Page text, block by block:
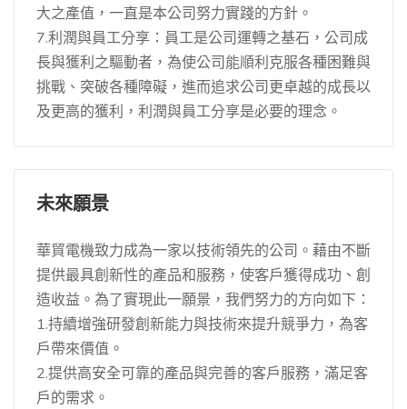
大之產值，一直是本公司努力實踐的方針。
7.利潤與員工分享：員工是公司運轉之基石，公司成
長與獲利之驅動者，為使公司能順利克服各種困難與
挑戰、突破各種障礙，進而追求公司更卓越的成長以
及更高的獲利，利潤與員工分享是必要的理念。
未來願景
華貿電機致力成為一家以技術領先的公司。藉由不斷
提供最具創新性的產品和服務，使客戶獲得成功、創
造收益。為了實現此一願景，我們努力的方向如下：
1.持續增強研發創新能力與技術來提升競爭力，為客
戶帶來價值。
2.提供高安全可靠的產品與完善的客戶服務，滿足客
戶的需求。